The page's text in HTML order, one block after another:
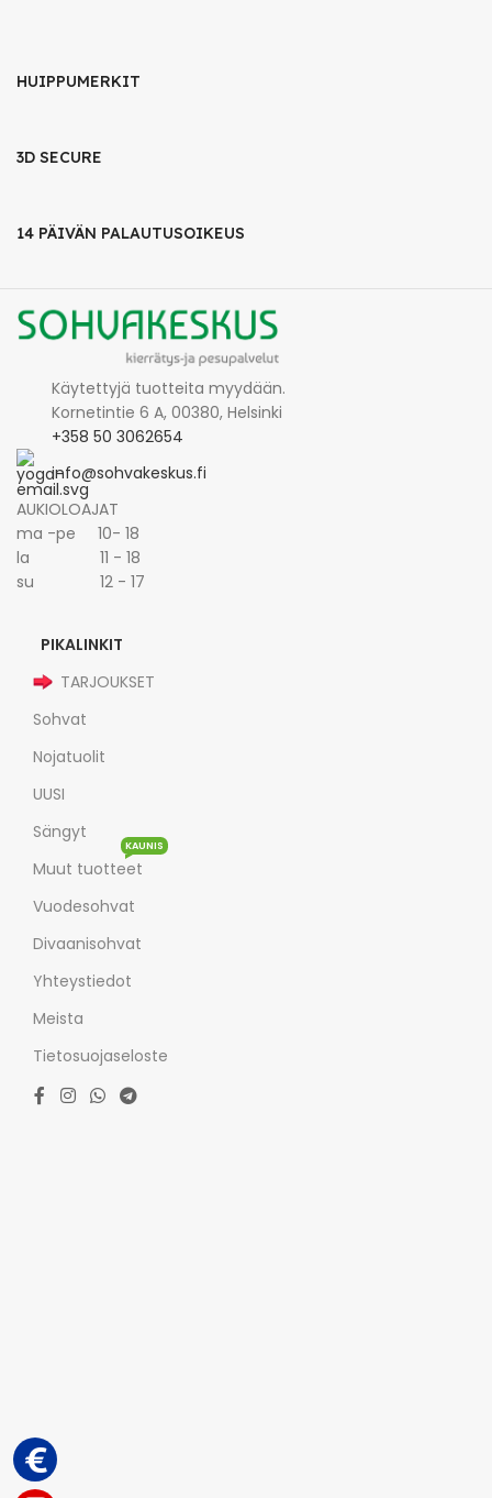
HUIPPUMERKIT
3D SECURE
14 PÄIVÄN PALAUTUSOIKEUS
Käytettyjä tuotteita myydään.
Kornetintie 6 A, 00380, Helsinki
+358 50 3062654
info@sohvakeskus.fi
AUKIOLOAJAT
ma -pe 10- 18
la 11 - 18
su 12 - 17
PIKALINKIT
TARJOUKSET
Sohvat
Nojatuolit
UUSI
Sängyt
Muut tuotteet
KAUNIS
Vuodesohvat
Divaanisohvat
Yhteystiedot
Meista
Tietosuojaseloste